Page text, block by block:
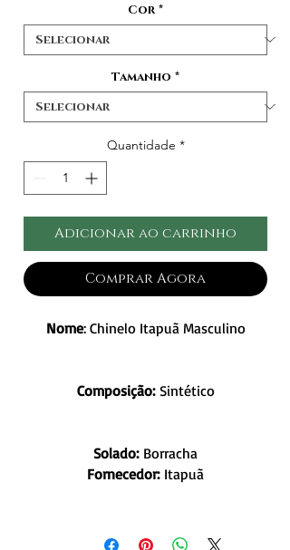
Cor *
Tamanho *
Quantidade *
Adicionar ao carrinho
Comprar Agora
Nome: Chinelo Itapuã Masculino
Composição:Sintético
Solado:Borracha
Fornecedor: Itapuã